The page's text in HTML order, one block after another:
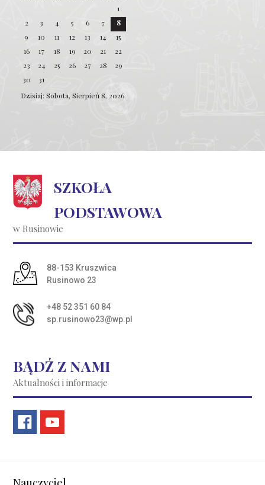
1
2
3 4 5 6 7
8
9
10 11 12 13 14
15
16
17 18 19 20 21
22
23
24 25 26 27 28
29
30
31
Dzisiaj: Sobota, Sierpień 8, 2026
SZKOŁA
PODSTAWOWA
w Rusinowie
Adres pocztowy:
88-153 Kruszwica
Rusinowo 23
+48 52 351 60 84
sp.rusinowo23@wp.pl
BĄDŹ Z NAMI
Aktualności i informacje